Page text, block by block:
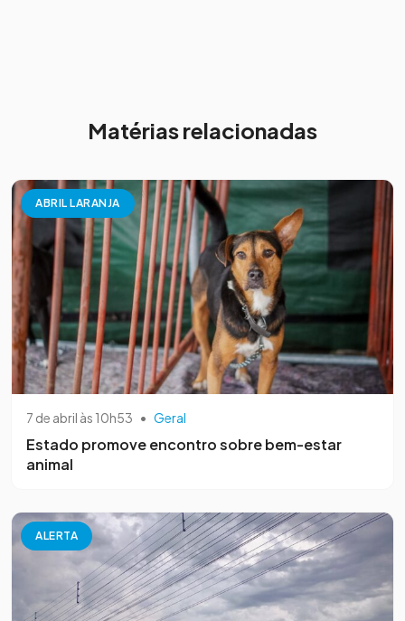
Matérias relacionadas
ABRIL LARANJA
7 de abril às 10h53 • Geral
Estado promove encontro sobre bem-estar
animal
ALERTA